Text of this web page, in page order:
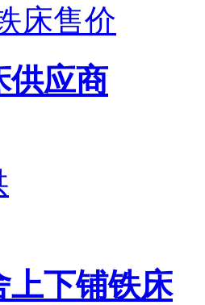
供应商
上下铺铁床